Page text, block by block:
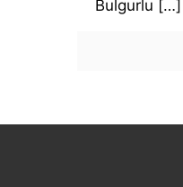
Bulgurlu […]